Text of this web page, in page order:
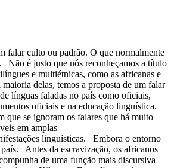
falar culto ou padrão. O que normalmente
Não é justo que nós reconheçamos a título
e multiétnicas, como as africanas e
delas, temos a proposta de um falar
línguas faladas no país como oficiais,
oficiais e na educação linguística.
que se ignoram os falares que há muito
em amplas
linguísticas. Embora o entorno
Antes da escravização, os africanos
de uma função mais discursiva